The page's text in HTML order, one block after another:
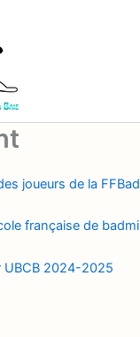
joueurs de la FFBad
française de
UBCB 2024-2025